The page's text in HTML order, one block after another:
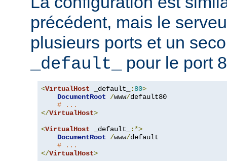
précédent, mais le
plusieurs ports et un
_default_
pour le port
<VirtualHost _default_ : 80>
DocumentRoot
/www/default80
# ...
</VirtualHost>
<VirtualHost _default_
:*>
DocumentRoot
/www/default
# ...
</VirtualHost>